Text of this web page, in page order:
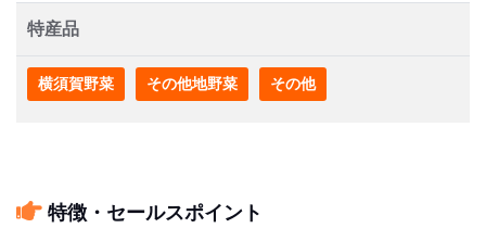
特産品
横須賀野菜 その他地野菜 その他
特徴・セールスポイント